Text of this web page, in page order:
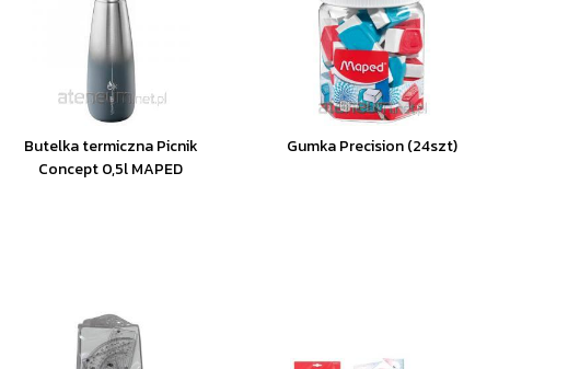
Butelka termiczna Picnik
Concept 0,5l MAPED
Gumka Precision (24szt)